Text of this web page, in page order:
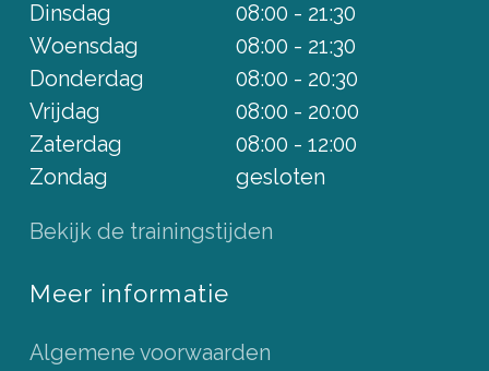
Dinsdag
08:00 - 21:30
Woensdag
08:00 - 21:30
Donderdag
08:00 - 20:30
Vrijdag
08:00 - 20:00
Zaterdag
08:00 - 12:00
Zondag
gesloten
Bekijk de trainingstijden
Meer informatie
Algemene voorwaarden